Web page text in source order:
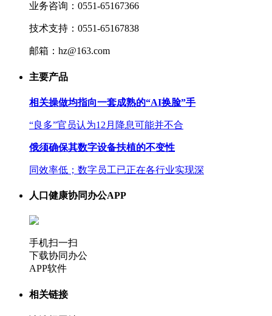
业务咨询：0551-65167366
技术支持：0551-65167838
邮箱：hz@163.com
主要产品
相关操做均指向一套成熟的“AI换脸”手
“良多”官员认为12月降息可能并不合
俄须确保其数字设备扶植的不变性
同效率低；数字员工已正在各行业实现深
人口健康协同办公APP
手机扫一扫
下载协同办公
APP软件
相关链接